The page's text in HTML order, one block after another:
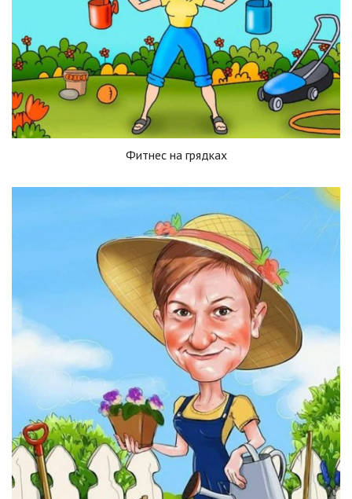
Фитнес на грядках